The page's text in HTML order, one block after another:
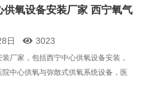
压氧仓、口腔科等医疗场所。为保证医
续供气，中心管理系统设…
供氧设备安装厂家 西宁氧气
日 3023
厂家，包括西宁中心供氧设备安装，
中心供氧与弥散式供氧系统设备，医